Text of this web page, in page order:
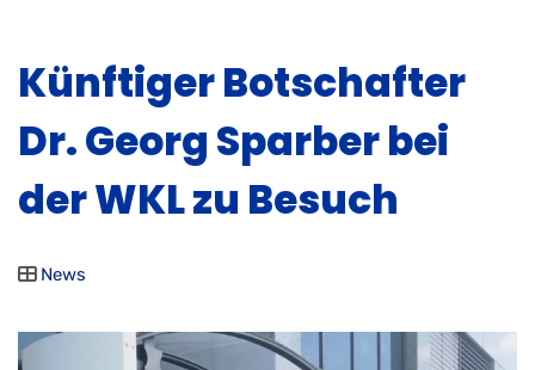
Künftiger Botschafter
Dr. Georg Sparber bei
der WKL zu Besuch
News